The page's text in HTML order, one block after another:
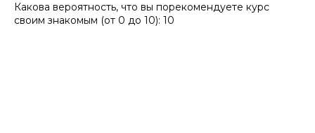
Какова вероятность, что вы порекомендуете курс
своим знакомым (от 0 до 10): 10